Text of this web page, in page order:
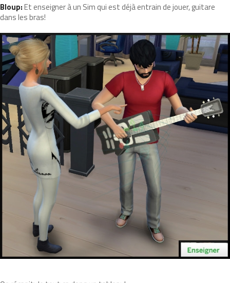
Bloup:Et enseigner à un Sim qui est déjà entrain de jouer, guitare
dans les bras!